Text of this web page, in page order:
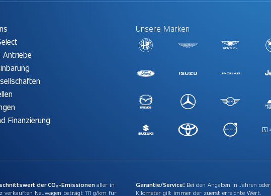
Antriebe
Finanzierung
Unsere Marken
der CO₂-Emissionenaller in
verkauften Neuwagen beträgt 111 g/km für
Garantie/Service: Bei den Angaben in Jahren oder
Kilometer gilt immer der zuerst erreichte Wert.